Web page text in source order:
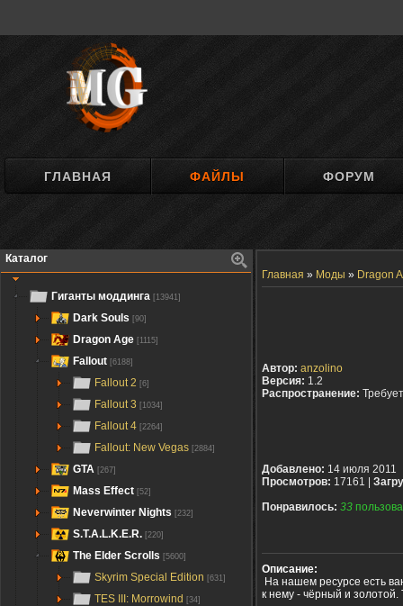
ГЛАВНАЯ ФАЙЛЫ ФОРУМ
Каталог
Гиганты моддинга [13941]
Dark Souls [90]
Dragon Age [1115]
Fallout [6188]
Fallout 2 [6]
Fallout 3 [1034]
Fallout 4 [2264]
Fallout: New Vegas [2884]
GTA [267]
Mass Effect [52]
Neverwinter Nights [232]
S.T.A.L.K.E.R. [220]
The Elder Scrolls [5600]
Skyrim Special Edition [631]
TES III: Morrowind [34]
Главная » Моды » Dragon
Автор: anzolino
Версия: 1.2
Распространение:
Добавлено: 14 июля 2011
Просмотров: 17161 |
Понравилось: 33
Описание:
На нашем ресурсе есть
к нему - чёрный и золотой.